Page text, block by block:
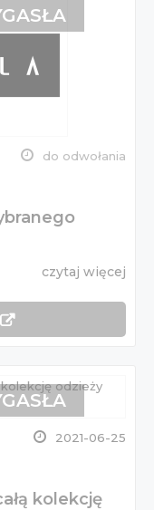
do odwołania
czytaj więcej
2021-06-25
kolekcję